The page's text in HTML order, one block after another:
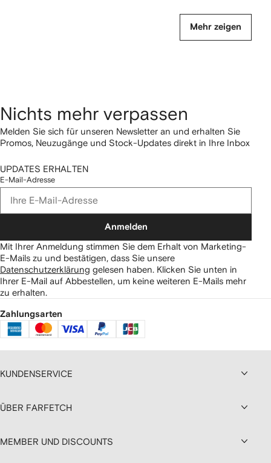
Mehr zeigen
Nichts mehr verpassen
Melden Sie sich für unseren Newsletter an und erhalten Sie
Promos, Neuzugänge und Stock-Updates direkt in Ihre Inbox
UPDATES ERHALTEN
E-Mail-Adresse
Anmelden
Mit Ihrer Anmeldung stimmen Sie dem Erhalt von Marketing-
E-Mails zu und bestätigen, dass Sie unsere
Datenschutzerklärung gelesen haben. Klicken Sie unten in
Ihrer E-Mail auf Abbestellen, um keine weiteren E-Mails mehr
zu erhalten.
Zahlungsarten
KUNDENSERVICE
ÜBER FARFETCH
MEMBER UND DISCOUNTS